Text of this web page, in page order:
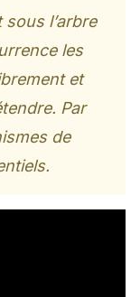
l’arbre
les
et
Par
de